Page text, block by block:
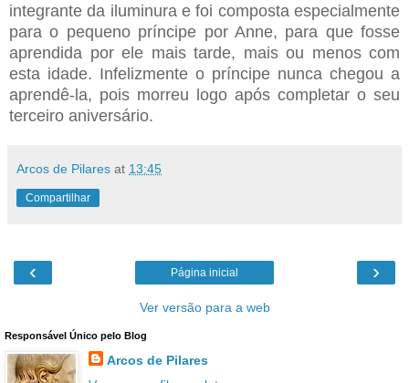
integrante da iluminura e foi composta especialmente
para o pequeno príncipe por Anne, para que fosse
aprendida por ele mais tarde, mais ou menos com
esta idade. Infelizmente o príncipe nunca chegou a
aprendê-la, pois morreu logo após completar o seu
terceiro aniversário.
Arcos de Pilares at 13:45
Compartilhar
‹ ›
Página inicial
Ver versão para a web
Responsável Único pelo Blog
Arcos de Pilares